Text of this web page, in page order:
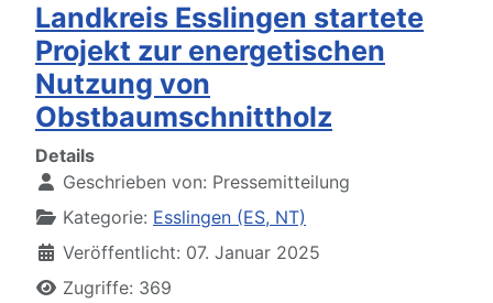
Landkreis Esslingen startete
Projekt zur energetischen
Nutzung von
Obstbaumschnittholz
Details
Geschrieben von: Pressemitteilung
Kategorie: Esslingen (ES, NT)
Veröffentlicht: 07. Januar 2025
Zugriffe: 369